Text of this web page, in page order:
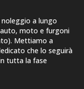
a lungo
moto e furgoni
Mettiamo a
che lo seguirà
tutta la fase